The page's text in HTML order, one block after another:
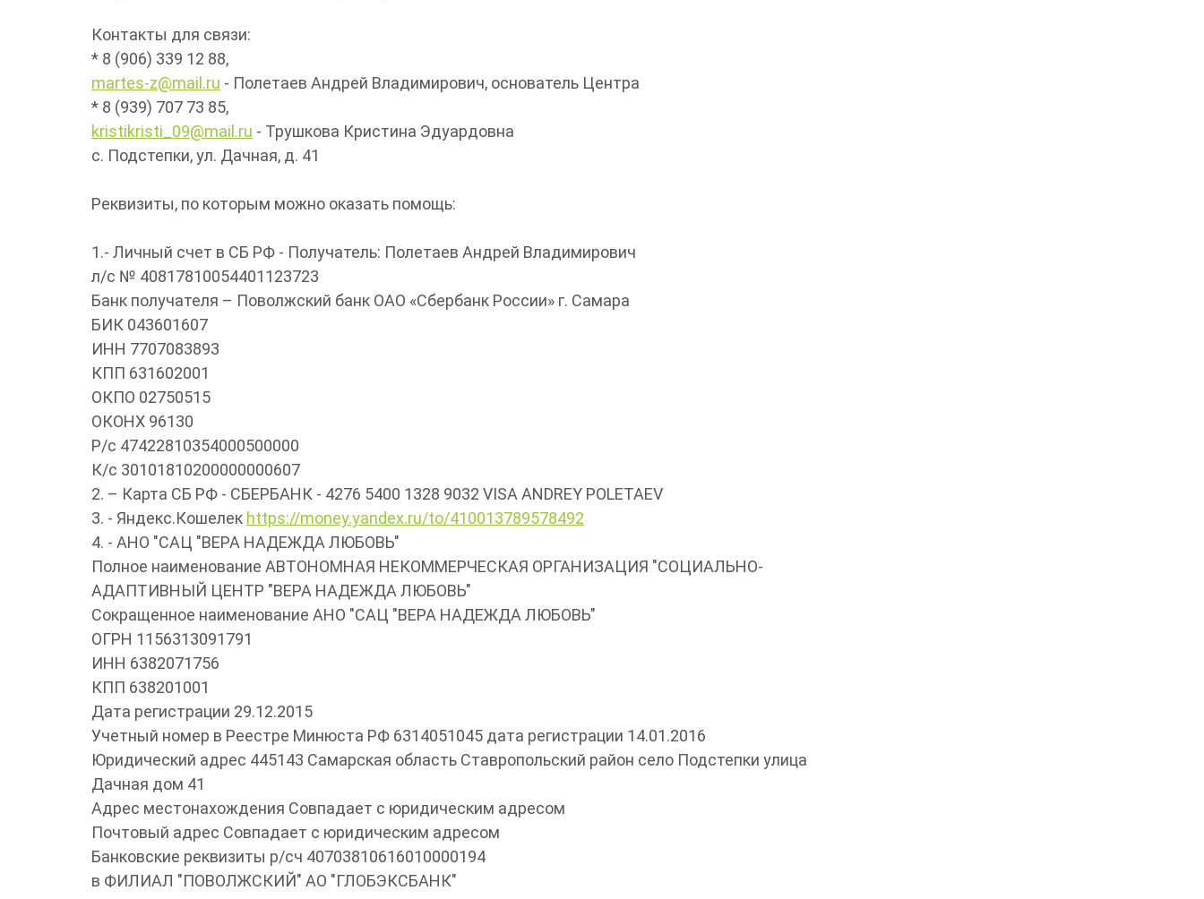
Контакты для связи:
* 8 (906) 339 12 88,
martes-z@mail.ru - Полетаев Андрей Владимирович, основатель Центра
* 8 (939) 707 73 85,
kristikristi_09@mail.ru - Трушкова Кристина Эдуардовна
с. Подстепки, ул. Дачная, д. 41
Реквизиты, по которым можно оказать помощь:
1.- Личный счет в СБ РФ - Получатель: Полетаев Андрей Владимирович
л/с № 40817810054401123723
Банк получателя – Поволжский банк ОАО «Сбербанк России» г. Самара
БИК 043601607
ИНН 7707083893
КПП 631602001
ОКПО 02750515
ОКОНХ 96130
Р/с 47422810354000500000
К/с 30101810200000000607
2. – Карта СБ РФ - СБЕРБАНК - 4276 5400 1328 9032 VISA ANDREY POLETAEV
3. - Яндекс.Кошелек https://money.yandex.ru/to/410013789578492
4. - АНО "САЦ "ВЕРА НАДЕЖДА ЛЮБОВЬ"
Полное наименование АВТОНОМНАЯ НЕКОММЕРЧЕСКАЯ ОРГАНИЗАЦИЯ "СОЦИАЛЬНО-
АДАПТИВНЫЙ ЦЕНТР "ВЕРА НАДЕЖДА ЛЮБОВЬ"
Сокращенное наименование АНО "САЦ "ВЕРА НАДЕЖДА ЛЮБОВЬ"
ОГРН 1156313091791
ИНН 6382071756
КПП 638201001
Дата регистрации 29.12.2015
Учетный номер в Реестре Минюста РФ 6314051045 дата регистрации 14.01.2016
Юридический адрес 445143 Самарская область Ставропольский район село Подстепки улица
Дачная дом 41
Адрес местонахождения Совпадает с юридическим адресом
Почтовый адрес Совпадает с юридическим адресом
Банковские реквизиты р/сч 40703810616010000194
в ФИЛИАЛ "ПОВОЛЖСКИЙ" АО "ГЛОБЭКСБАНК"